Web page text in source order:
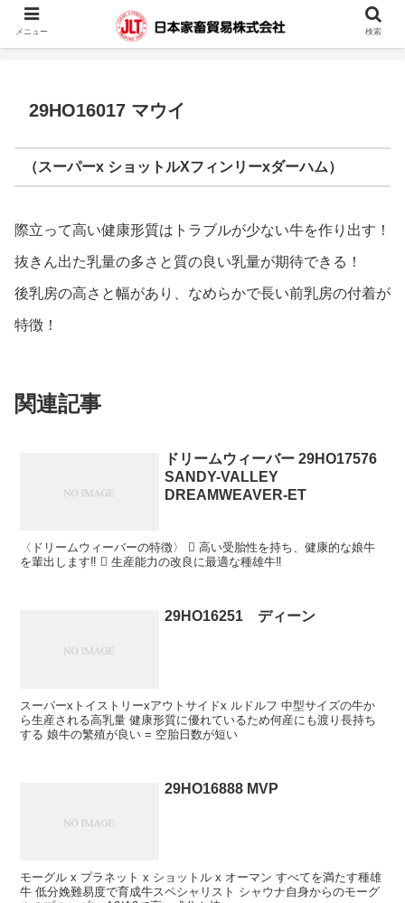
蓄電池・堆肥撹拌機・凍結精液・人工授精器具・カウハッチなどの輸入販売を
行っています。
29HO16017 マウイ
（スーパーx ショットルXフィンリーxダーハム）
際立って高い健康形質はトラブルが少ない牛を作り出す！
抜きん出た乳量の多さと質の良い乳量が期待できる！
後乳房の高さと幅があり、なめらかで長い前乳房の付着が
特徴！
関連記事
ドリームウィーバー 29HO17576
SANDY-VALLEY
DREAMWEAVER-ET
〈ドリームウィーバーの特徴〉  高い受胎性を持ち、健康的な娘牛
を輩出します‼  生産能力の改良に最適な種雄牛‼
29HO16251 ディーン
スーパーxトイストリーxアウトサイドx ルドルフ 中型サイズの牛か
ら生産される高乳量 健康形質に優れているため何産にも渡り長持ち
する 娘牛の繁殖が良い = 空胎日数が短い
29HO16888 MVP
モーグル x プラネット x ショットル x オーマン すべてを満たす種雄
牛 低分娩難易度で育成牛スペシャリスト シャウナ自身からのモーグ
メニュー 検索